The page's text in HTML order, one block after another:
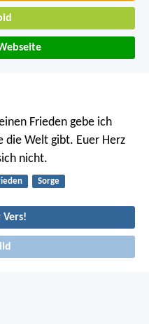
Frieden gebe ich
die Welt gibt. Euer Herz
nicht.
Sorge
Vers!